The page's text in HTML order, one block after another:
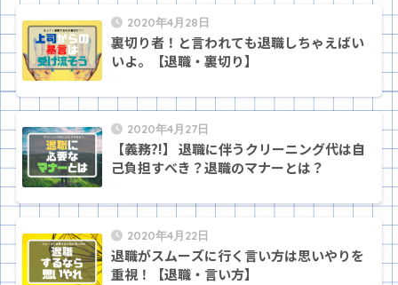
2020年4月28日
裏切り者！と言われても退職しちゃえばい
いよ。【退職・裏切り】
2020年4月27日
【義務?!】 退職に伴うクリーニング代は自
己負担すべき？退職のマナーとは？
2020年4月22日
退職がスムーズに行く言い方は思いやりを
重視！【退職・言い方】